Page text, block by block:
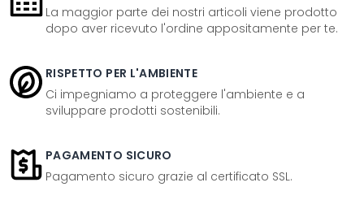
La maggior parte dei nostri articoli viene prodotto
dopo aver ricevuto l'ordine appositamente per te.
RISPETTO PER L'AMBIENTE
Ci impegniamo a proteggere l'ambiente e a
sviluppare prodotti sostenibili.
PAGAMENTO SICURO
Pagamento sicuro grazie al certificato SSL.